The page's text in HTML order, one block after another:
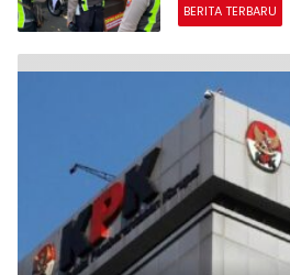
BERITA TERBARU